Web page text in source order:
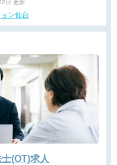
日 更新
ン仙台
(OT)求人